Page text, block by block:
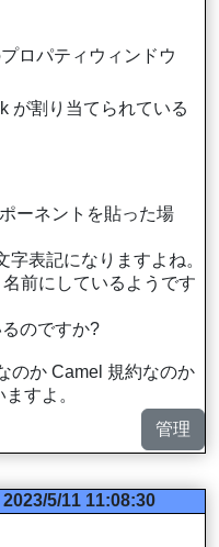
ロパティウィンドウ
が割り当てられている
ーネントを貼った場
表記になりますよね。
前にしているようです
のですか?
のか Camel 規約なのか
すよ。
管理
2023/5/11 11:08:30